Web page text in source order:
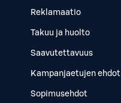
Reklamaatio
Takuu ja huolto
Saavutettavuus
Kampanjaetujen ehdot
Sopimusehdot